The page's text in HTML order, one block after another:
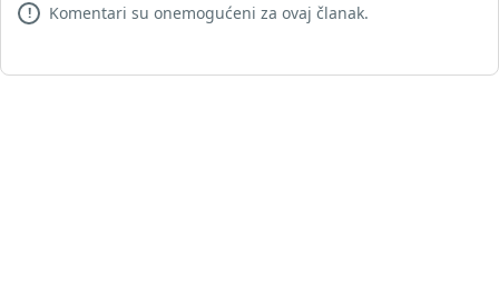
! Komentari su onemogućeni za ovaj članak.